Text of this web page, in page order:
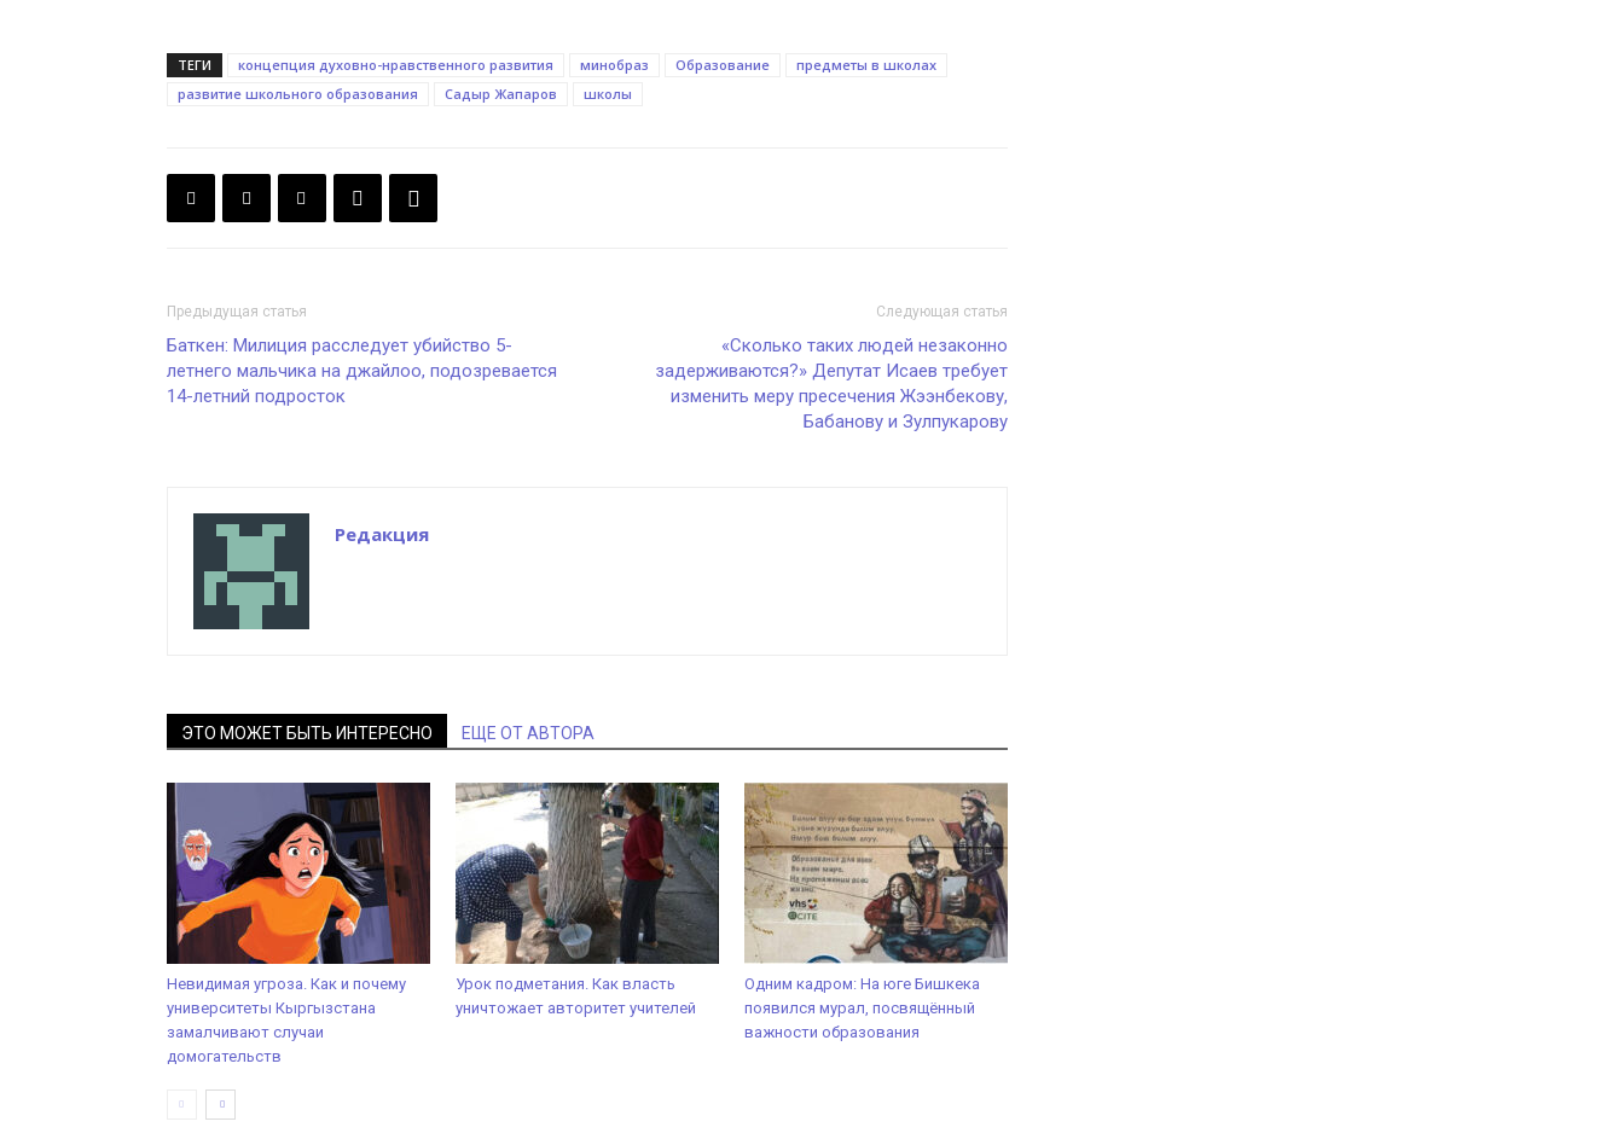
ТЕГИ концепция духовно-нравственного развития минобраз Образование
предметы в школах
развитие школьного образования
Садыр Жапаров школы
Предыдущая статья
Баткен: Милиция расследует убийство 5-
летнего мальчика на джайлоо, подозревается
14-летний подросток
Следующая статья
«Сколько таких людей незаконно
задерживаются?» Депутат Исаев требует
изменить меру пресечения Жээнбекову,
Бабанову и Зулпукарову
Редакция
ЭТО МОЖЕТ БЫТЬ ИНТЕРЕСНО ЕЩЕ ОТ АВТОРА
Невидимая угроза. Как и почему
университеты Кыргызстана
замалчивают случаи
домогательств
Урок подметания. Как власть
уничтожает авторитет учителей
Одним кадром: На юге Бишкека
появился мурал, посвящённый
важности образования